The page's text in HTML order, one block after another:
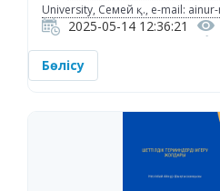
University, Cемей қ., e-mail:
2025-05-14 12:36:21
Бөлісу